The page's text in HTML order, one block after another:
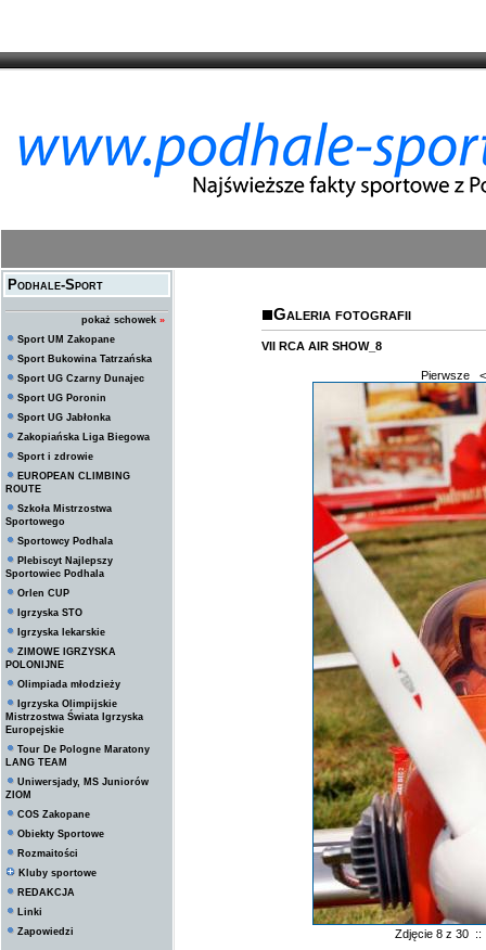
Podhale-Sport
pokaż schowek »
Sport UM Zakopane
Sport Bukowina Tatrzańska
Sport UG Czarny Dunajec
Sport UG Poronin
Sport UG Jabłonka
Zakopiańska Liga Biegowa
Sport i zdrowie
EUROPEAN CLIMBING
ROUTE
Szkoła Mistrzostwa
Sportowego
Sportowcy Podhala
Plebiscyt Najlepszy
Sportowiec Podhala
Orlen CUP
Igrzyska STO
Igrzyska lekarskie
ZIMOWE IGRZYSKA
POLONIJNE
Olimpiada młodzieży
Igrzyska Olimpijskie
Mistrzostwa Świata Igrzyska
Europejskie
Tour De Pologne Maratony
LANG TEAM
Uniwersjady, MS Juniorów
ZIOM
COS Zakopane
Obiekty Sportowe
Rozmaitości
Kluby sportowe
REDAKCJA
Linki
Zapowiedzi
Galeria fotografii
VII RCA AIR SHOW_8
Pierwsze
Zdjęcie 8 z 30 ::